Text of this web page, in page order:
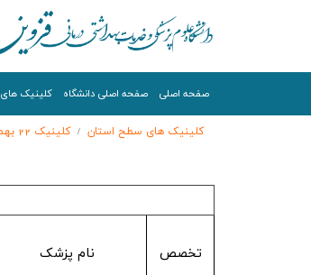
صفحه اصلی صفحه اصلی دانشگاه کلینیک
کلینیک های سطح استان / کلینیک 22 بهمن
تخصص نام پزشک